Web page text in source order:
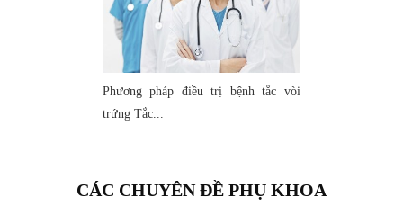
Phương pháp điều trị bệnh tắc vòi
trứng Tắc...
CÁC CHUYÊN ĐỀ PHỤ KHOA